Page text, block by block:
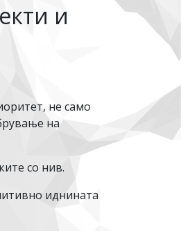
и
не само
на
со нив.
иднината